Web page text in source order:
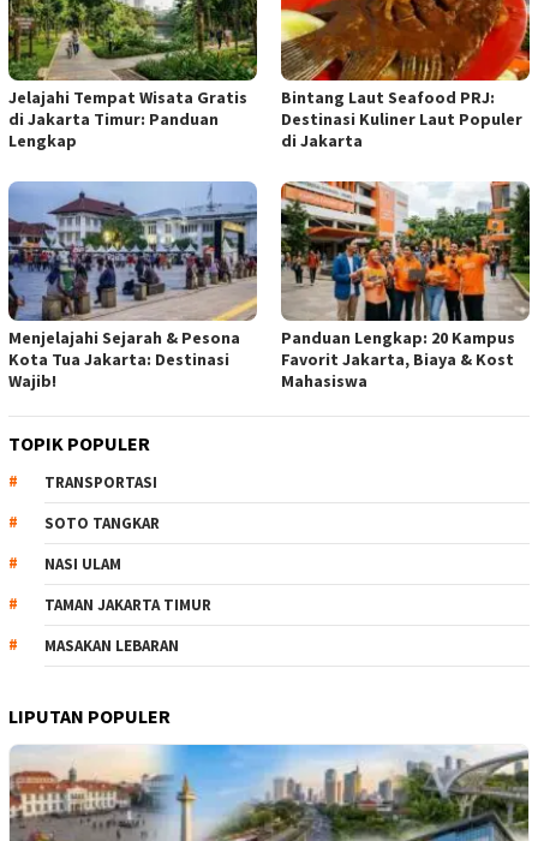
Jelajahi Tempat Wisata Gratis
di Jakarta Timur: Panduan
Lengkap
Bintang Laut Seafood PRJ:
Destinasi Kuliner Laut Populer
di Jakarta
Menjelajahi Sejarah & Pesona
Kota Tua Jakarta: Destinasi
Wajib!
Panduan Lengkap: 20 Kampus
Favorit Jakarta, Biaya & Kost
Mahasiswa
TOPIK POPULER
TRANSPORTASI
SOTO TANGKAR
NASI ULAM
TAMAN JAKARTA TIMUR
MASAKAN LEBARAN
LIPUTAN POPULER